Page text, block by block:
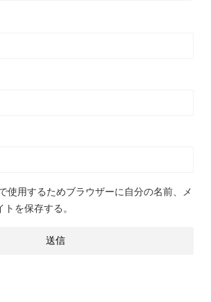
使用するためブラウザーに自分の名前、メ
を保存する。